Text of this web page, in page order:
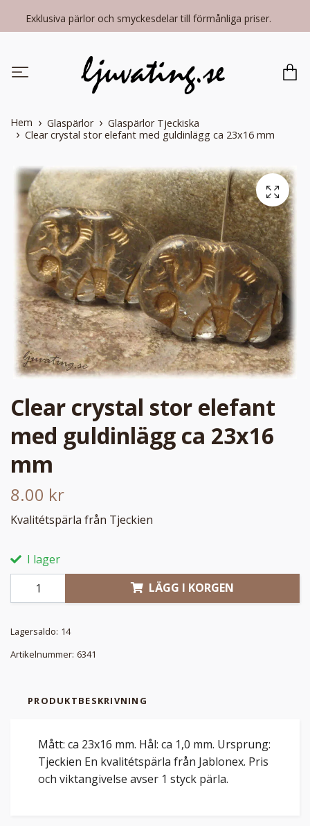
Exklusiva pärlor och smyckesdelar till förmånliga priser.
Hem Glaspärlor
Glaspärlor Tjeckiska
Clear crystal stor elefant med guldinlägg ca 23x16 mm
Clear crystal stor elefant
med guldinlägg ca 23x16
mm
8.00 kr
Kvalitétspärla från Tjeckien
I lager
LÄGG I KORGEN
Lagersaldo: 14
Artikelnummer: 6341
PRODUKTBESKRIVNING
Mått: ca 23x16 mm. Hål: ca 1,0 mm. Ursprung:
Tjeckien En kvalitétspärla från Jablonex. Pris
och viktangivelse avser 1 styck pärla.